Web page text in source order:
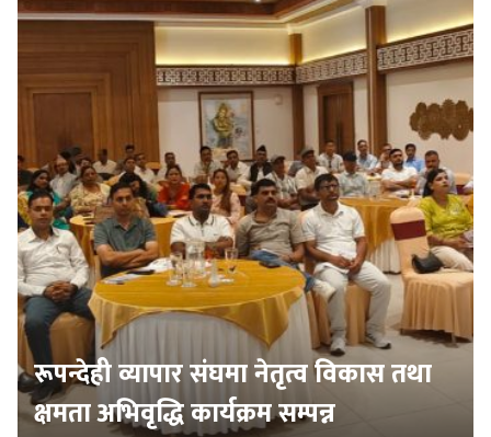
रूपन्देही व्यापार संघमा नेतृत्व विकास तथा
क्षमता अभिवृद्धि कार्यक्रम सम्पन्न